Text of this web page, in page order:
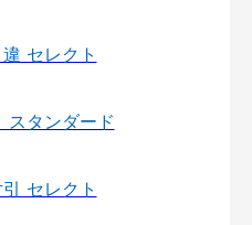
セレクト
スタンダード
セレクト